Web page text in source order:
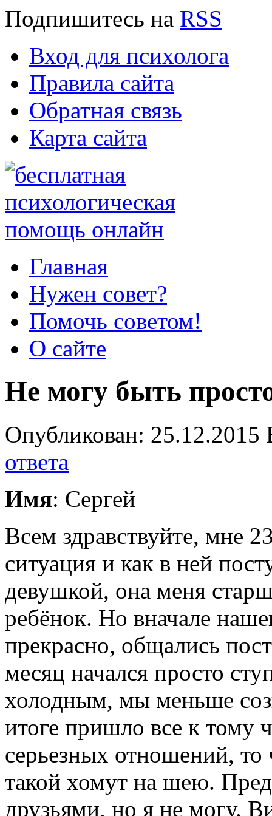
Подпишитесь на RSS
Вход для психолога
Правила сайта
Обратная связь
Карта сайта
Главная
Нужен совет?
Помочь советом!
О сайте
Не могу быть
Опубликован:
ответа
Имя: Сергей
Всем здравствуйте, мне
ситуация и как в ней
девушкой, она меня
ребёнок. Но вначале
прекрасно, общались
месяц начался просто
холодным, мы меньше
итоге пришло все к тому
серьезных отношений, то
такой хомут на шею.
друзьями, но я не могу.